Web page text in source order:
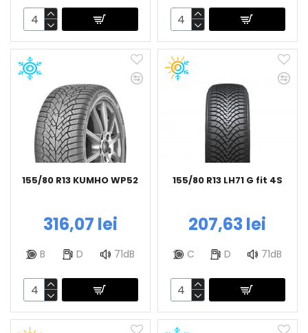
155/80 R13 KUMHO WP52
316,07 lei
B D 71dB
155/80 R13 LH71 G fit 4S
207,63 lei
C D 71dB